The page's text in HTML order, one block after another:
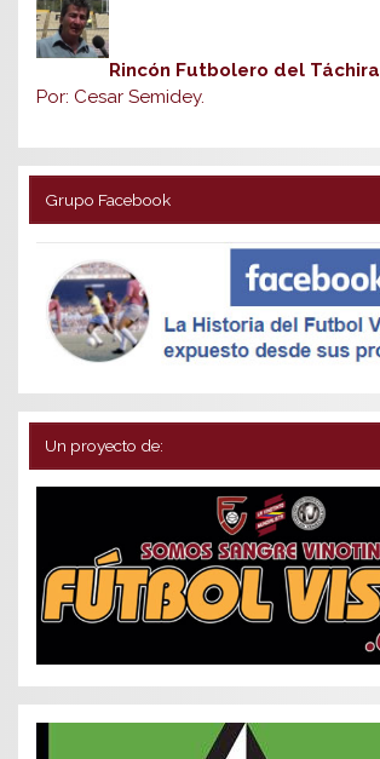
Rincón Futbolero del Táchira
Por: Cesar Semidey.
Grupo Facebook
Un proyecto de: